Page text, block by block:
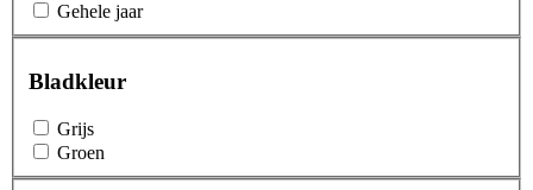
Gehele jaar
Bladkleur
Grijs
Groen